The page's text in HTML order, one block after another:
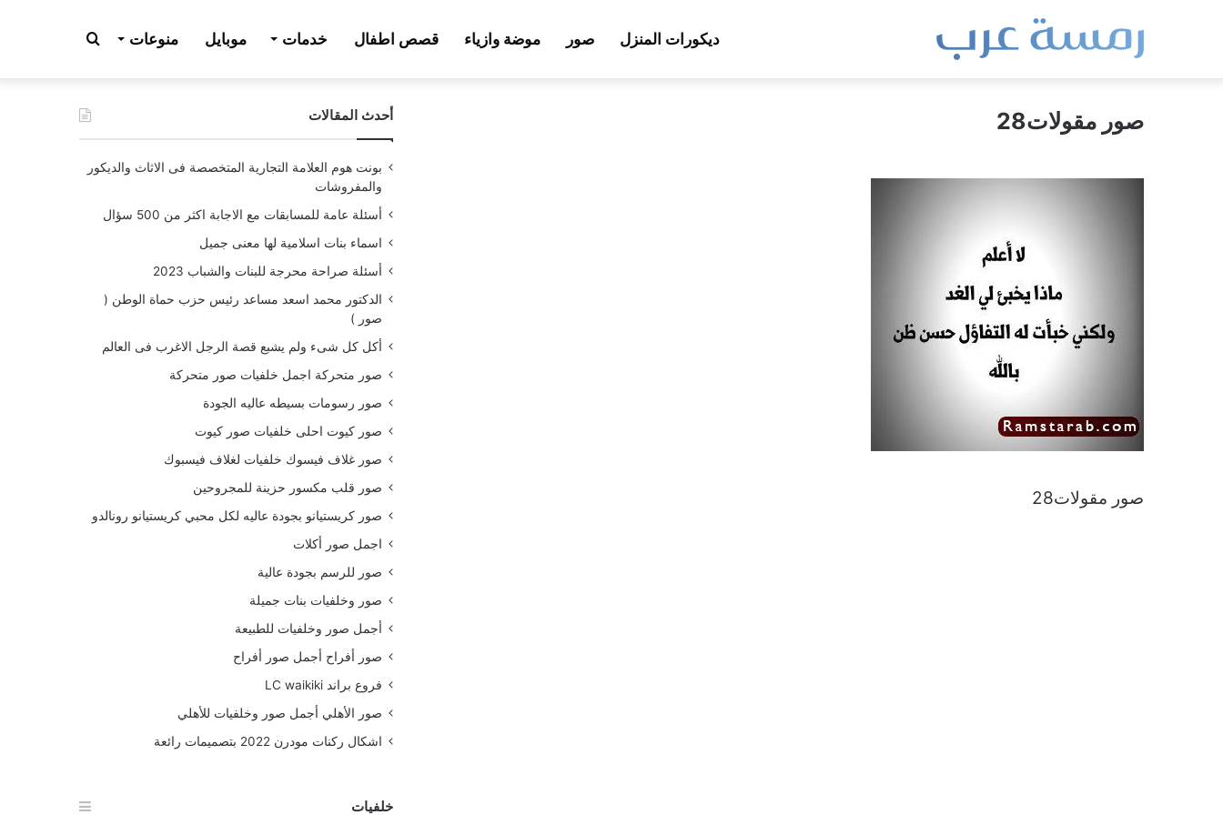
ديكورات المنزل صور موضة وازياء قصص اطفال خدمات موبايل منوعات بحث
عن صور مقولات28
صور مقولات28
أحدث المقالات
بونت هوم العلامة التجارية المتخصصة فى الاثاث والديكور
والمفروشات
أسئلة عامة للمسابقات مع الاجابة اكثر من 500 سؤال
اسماء بنات اسلامية لها معنى جميل
أسئلة صراحة محرجة للبنات والشباب 2023
الدكتور محمد اسعد مساعد رئيس حزب حماة الوطن (
صور )
أكل كل شىء ولم يشبع قصة الرجل الاغرب فى العالم
صور متحركة اجمل خلفيات صور متحركة
صور رسومات بسيطه عاليه الجودة
صور كيوت احلى خلفيات صور كيوت
صور غلاف فيسوك خلفيات لغلاف فيسبوك
صور قلب مكسور حزينة للمجروحين
صور كريستيانو بجودة عاليه لكل محبي كريستيانو رونالدو
اجمل صور أكلات
صور للرسم بجودة عالية
صور وخلفيات بنات جميلة
أجمل صور وخلفيات للطبيعة
صور أفراح أجمل صور أفراح
فروع براند LC waikiki
صور الأهلي أجمل صور وخلفيات للأهلي
اشكال ركنات مودرن 2022 بتصميمات رائعة
خلفيات